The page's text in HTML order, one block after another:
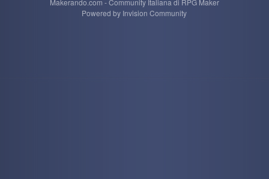
Makerando.com - Community Italiana di RPG Maker
Powered by Invision Community